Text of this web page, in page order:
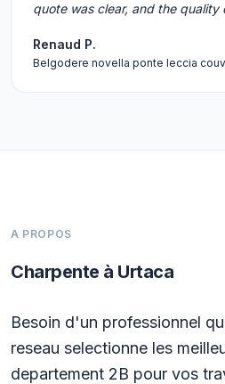
quote was clear, and the quality
Renaud P.
Belgodere novella ponte leccia
A PROPOS
Charpente à Urtaca
Besoin d'un professionnel
reseau selectionne les
departement 2B pour vos